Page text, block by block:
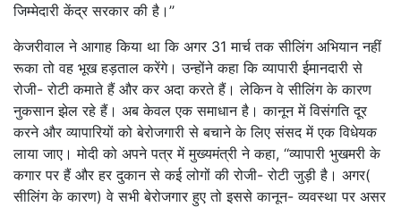
जिम्मेदारी केंद्र सरकार की है।’’
केजरीवाल ने आगाह किया था कि अगर 31 मार्च तक सीलिंग अभियान नहीं
रूका तो वह भूख हड़ताल करेंगे। उन्होंने कहा कि व्यापारी ईमानदारी से
रोजी- रोटी कमाते हैं और कर अदा करते हैं। लेकिन वे सीलिंग के कारण
नुकसान झेल रहे हैं। अब केवल एक समाधान है। कानून में विसंगति दूर
करने और व्यापारियों को बेरोजगारी से बचाने के लिए संसद में एक विधेयक
लाया जाए। मोदी को अपने पत्र में मुख्यमंत्री ने कहा, ‘‘व्यापारी भुखमरी के
कगार पर हैं और हर दुकान से कई लोगों की रोजी- रोटी जुड़ी है। अगर(
सीलिंग के कारण) वे सभी बेरोजगार हुए तो इससे कानून- व्यवस्था पर असर